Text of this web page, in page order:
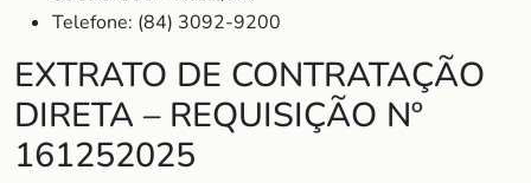
Telefone: (84) 3092-9200
EXTRATO DE CONTRATAÇÃO
DIRETA – REQUISIÇÃO Nº
161252025